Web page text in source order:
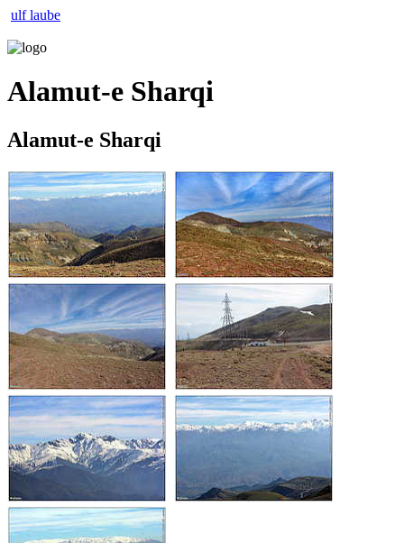
ulf laube
Alamut-e Sharqi
Alamut-e Sharqi